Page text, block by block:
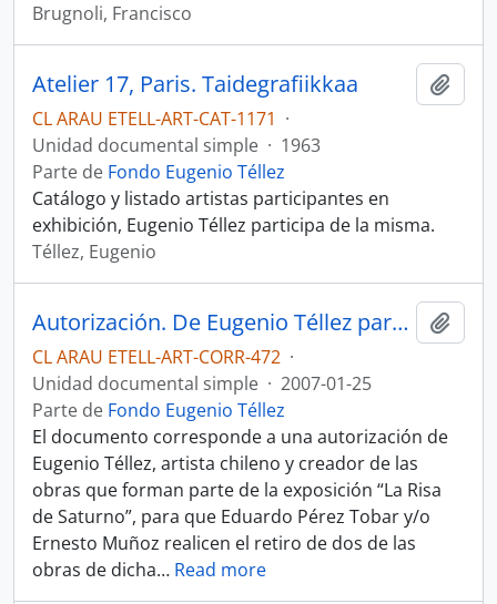
Brugnoli, Francisco
Atelier 17, Paris. Taidegrafiikkaa
CL ARAU ETELL-ART-CAT-1171 ·
Unidad documental simple · 1963
Parte de Fondo Eugenio Téllez
Catálogo y listado artistas participantes en
exhibición, Eugenio Téllez participa de la misma.
Téllez, Eugenio
Autorización. De Eugenio Téllez para el Museo Nacional de Bellas Artes.
CL ARAU ETELL-ART-CORR-472 ·
Unidad documental simple · 2007-01-25
Parte de Fondo Eugenio Téllez
El documento corresponde a una autorización de
Eugenio Téllez, artista chileno y creador de las
obras que forman parte de la exposición “La Risa
de Saturno”, para que Eduardo Pérez Tobar y/o
Ernesto Muñoz realicen el retiro de dos de las
obras de dicha… Read more